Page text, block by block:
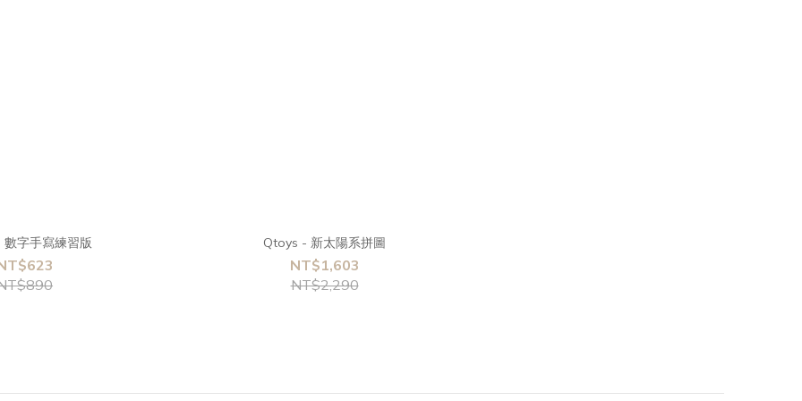
字手寫練習版 Qtoys - 新太陽系拼圖
NT$1,603
NT$2,290